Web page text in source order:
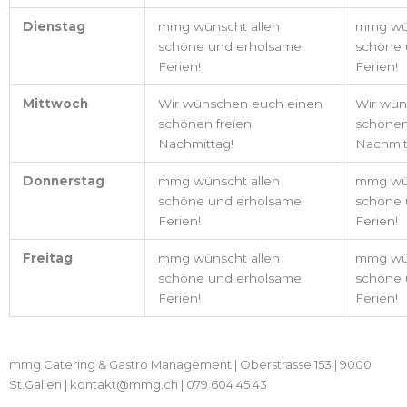
Dienstag
mmg wünscht allen
schöne und erholsame
Ferien!
mmg
schöne
Ferien!
Mittwoch
Wir wünschen euch einen
schönen freien
Nachmittag!
Wir
Donnerstag
mmg wünscht allen
schöne und erholsame
Ferien!
mmg
schöne
Ferien!
Freitag
mmg wünscht allen
schöne und erholsame
Ferien!
mmg
schöne
Ferien!
mmg Catering & Gastro Management | Oberstrasse 153 | 9000
St.Gallen | kontakt@mmg.ch | 079 604 45 43